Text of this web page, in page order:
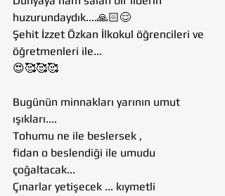
huzurundaydık....🙏🏻😌
Şehit İzzet Özkan İlkokul öğrencileri ve
öğretmenleri ile...
😍🥰🥰🥰
Bugünün minnakları yarının umut
ışıkları....
Tohumu ne ile beslersek ,
fidan o beslendiği ile umudu
çoğaltacak...
Çınarlar yetişecek ... kıymetli